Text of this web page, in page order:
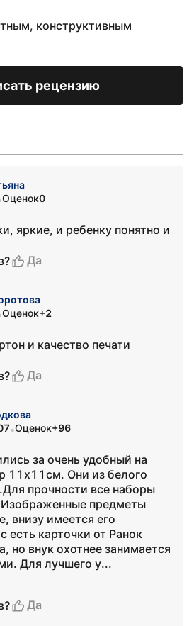
конструктивным
рецензию
Оценок0
яркие, и ребенку понятно и
Да
Оценок+2
и качество печати
Да
•Оценок+96
за очень удобный на
11х11см. Они из белого
прочности все наборы
предметы
внизу имеется его
есть карточки от Ранок
но внук охотнее занимается
Для лучшего у...
Да